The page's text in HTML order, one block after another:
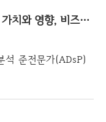
1과목 2장 빅데이터의 가치와 영향, 비즈니스 모델 ADsP/ADP 요약 및 설명 #7
석 준전문가(ADsP)